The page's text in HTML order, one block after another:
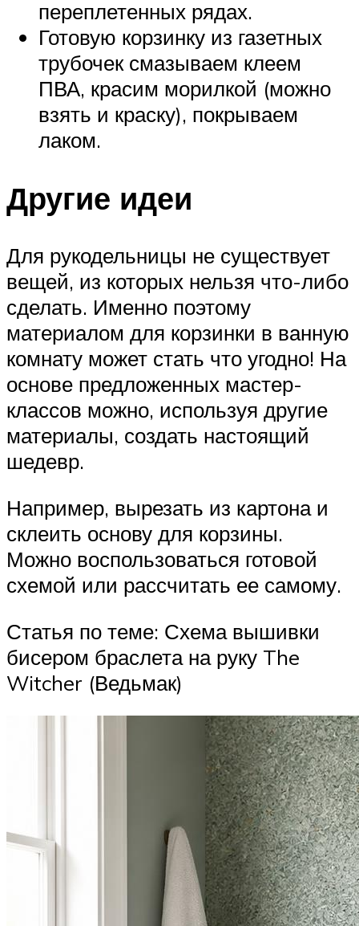
переплетенных рядах.
Готовую корзинку из газетных
трубочек смазываем клеем
ПВА, красим морилкой (можно
взять и краску), покрываем
лаком.
Другие идеи
Для рукодельницы не существует
вещей, из которых нельзя что-либо
сделать. Именно поэтому
материалом для корзинки в ванную
комнату может стать что угодно! На
основе предложенных мастер-
классов можно, используя другие
материалы, создать настоящий
шедевр.
Например, вырезать из картона и
склеить основу для корзины.
Можно воспользоваться готовой
схемой или рассчитать ее самому.
Статья по теме: Схема вышивки
бисером браслета на руку The
Witcher (Ведьмак)